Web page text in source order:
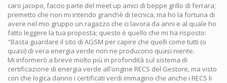
caro jacopo, faccio parte del meet up amici di beppe grillo di ferrara;
premetto che non mi intendo granchè di tecnica, ma ho la fortuna di
avere nel mio gruppo un ragazzo che ci lavora da anni e al quale ho
fatto leggere la tua proposta; questo è quello che mi ha risposto:
"Basta guardare il sito di AGSM per capire che quelli come tutti (o
quasi) di vera energia verde non ne producono quasi niente.
Mi informerò a breve molto più in profondità sul sistema di
certificazione di energia verde all'origine RECS del Gestore, ma visto
con che logica danno i certificati verdi immagino che anche i RECS li